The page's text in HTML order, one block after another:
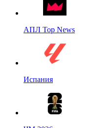
АПЛ Top News
Испания